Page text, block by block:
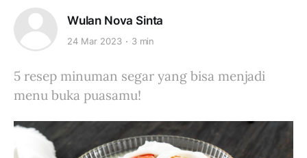
Wulan Nova Sinta
24 Mar 2023 3 min
5 resep minuman segar yang bisa menjadi
menu buka puasamu!